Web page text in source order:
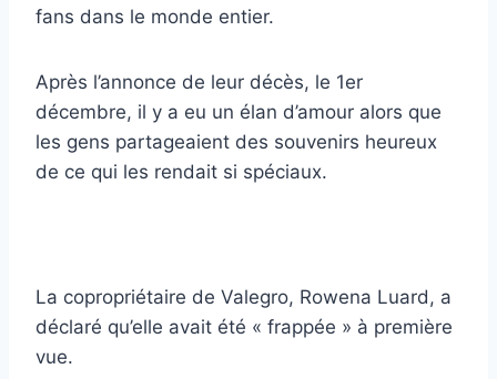
fans dans le monde entier.
Après l’annonce de leur décès, le 1er
décembre, il y a eu un élan d’amour alors que
les gens partageaient des souvenirs heureux
de ce qui les rendait si spéciaux.
La copropriétaire de Valegro, Rowena Luard, a
déclaré qu’elle avait été « frappée » à première
vue.